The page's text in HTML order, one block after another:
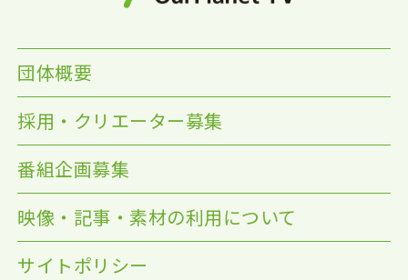
団体概要
採用・クリエーター募集
番組企画募集
映像・記事・素材の利用について
サイトポリシー